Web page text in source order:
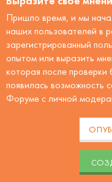
Пришло время, и мы
наших пользователей в
зарегистрированный
опытом или выразить
которая после
появилась возможность
Форуме с личной